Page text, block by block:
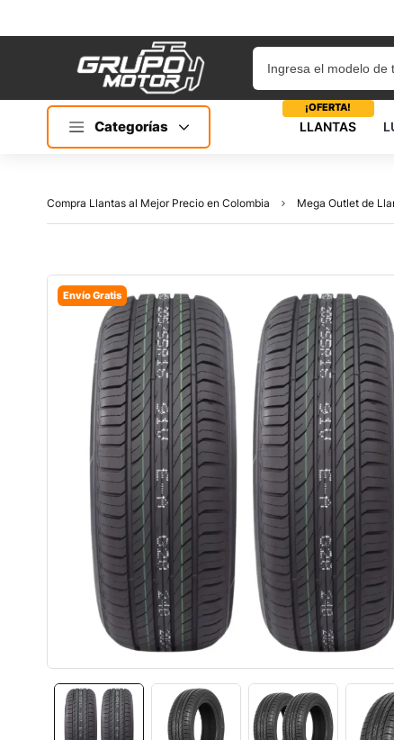
Categorías LLANTAS
¡OFERTA!
Compra Llantas al Mejor Precio en Colombia Mega Outlet de
Envío Gratis